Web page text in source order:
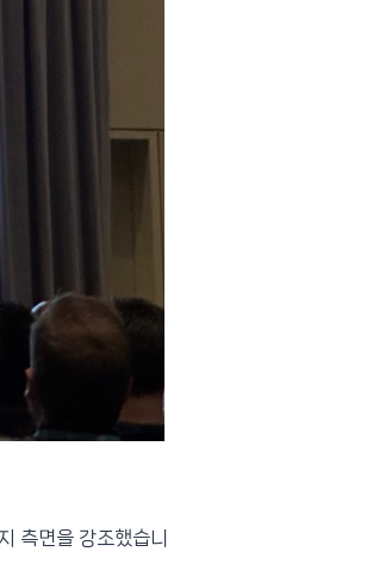
측면을 강조했습니